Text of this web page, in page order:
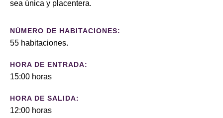
sea única y placentera.
NÚMERO DE HABITACIONES:
55 habitaciones.
HORA DE ENTRADA:
15:00 horas
HORA DE SALIDA:
12:00 horas